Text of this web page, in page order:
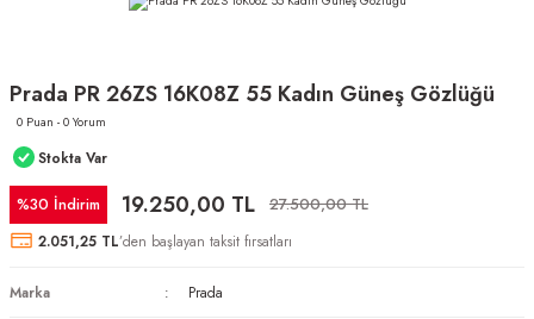
Prada PR 26ZS 16K08Z 55 Kadın Güneş Gözlüğü
0 Puan - 0 Yorum
Stokta Var
%30 İndirim 19.250,00 TL 27.500,00 TL
2.051,25 TL’den başlayan taksit fırsatları
Marka Prada